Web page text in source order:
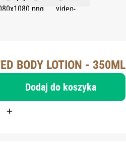
BODY LOTION - 350ML
Dodaj do koszyka